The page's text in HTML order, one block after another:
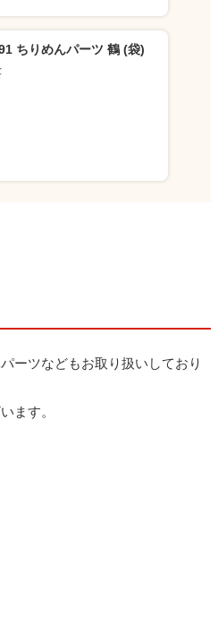
ちりめんパーツ 鶴 (袋)
ーツなどもお取り扱いしており
ます。